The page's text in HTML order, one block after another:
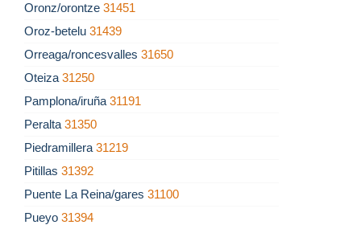
Oronz/orontze 31451
Oroz-betelu 31439
Orreaga/roncesvalles 31650
Oteiza 31250
Pamplona/iruña 31191
Peralta 31350
Piedramillera 31219
Pitillas 31392
Puente La Reina/gares 31100
Pueyo 31394